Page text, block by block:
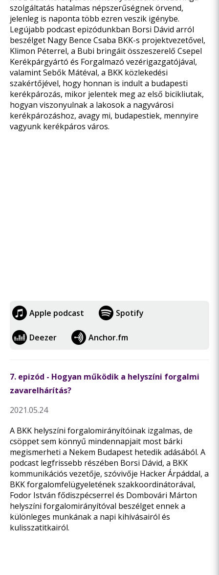
szolgáltatás hatalmas népszerűségnek örvend,
jelenleg is naponta több ezren veszik igénybe.
Legújabb podcast epizódunkban Borsi Dávid arról
beszélget Nagy Bence Csaba BKK-s projektvezetővel,
Klimon Péterrel, a Bubi bringáit összeszerelő Csepel
Kerékpárgyártó és Forgalmazó vezérigazgatójával,
valamint Sebők Mátéval, a BKK közlekedési
szakértőjével, hogy honnan is indult a budapesti
kerékpározás, mikor jelentek meg az első bicikliutak,
hogyan viszonyulnak a lakosok a nagyvárosi
kerékpározáshoz, avagy mi, budapestiek, mennyire
vagyunk kerékpáros város.
Apple podcast Spotify
Deezer Anchor.fm
7. epizód - Hogyan működik a helyszíni forgalmi
zavarelhárítás?
2021.05.24
A BKK helyszíni forgalomirányítóinak izgalmas, de
csöppet sem könnyű mindennapjait most bárki
megismerheti a Nekem Budapest hetedik adásából. A
podcast legfrissebb részében Borsi Dávid, a BKK
kommunikációs vezetője, szóvivője Hacker Árpáddal, a
BKK forgalomfelügyeletének szakkoordinátorával,
Fodor István fődiszpécserrel és Dombovári Márton
helyszíni forgalomirányítóval beszélget ennek a
különleges munkának a napi kihívásairól és
kulisszatitkairól.